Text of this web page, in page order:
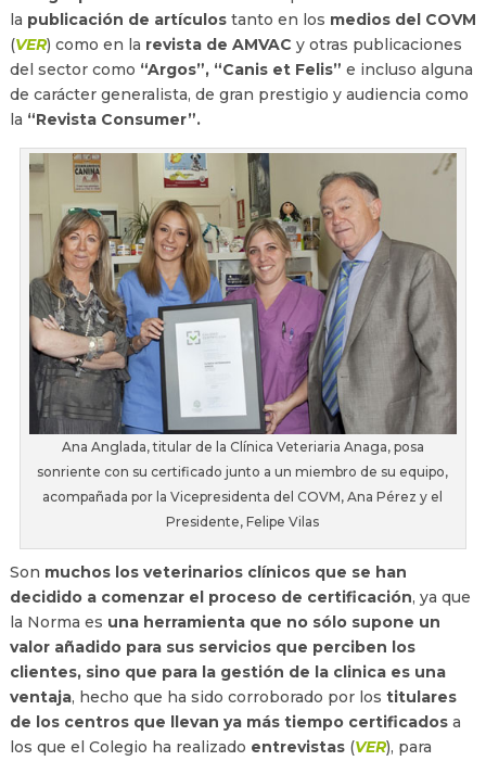
la publicación de artículostanto en los medios del COVM
(VER) como en la revista de AMVAC y otras publicaciones
del sector como “Argos”, “Canis et Felis” e incluso alguna
de carácter generalista, de gran prestigio y audiencia como
la “Revista Consumer”.
Ana Anglada, titular de la Clínica Veteriaria Anaga, posa
sonriente con su certificado junto a un miembro de su equipo,
acompañada por la Vicepresidenta del COVM, Ana Pérez y el
Presidente, Felipe Vilas
Son muchos los veterinarios clínicos que se han
decidido a comenzar el proceso de certificación, ya que
la Norma es una herramienta que no sólo supone un
valor añadido para sus servicios que perciben los
clientes, sino que para la gestión de la clinica es una
ventaja, hecho que ha sido corroborado por los titulares
de los centros que llevan ya más tiempo certificadosa
los que el Colegio ha realizado entrevistas(VER), para